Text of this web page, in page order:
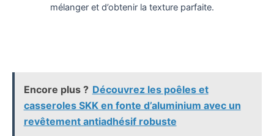
mélanger et d’obtenir la texture parfaite.
Encore plus ? Découvrez les poêles et
casseroles SKK en fonte d’aluminium avec un
revêtement antiadhésif robuste